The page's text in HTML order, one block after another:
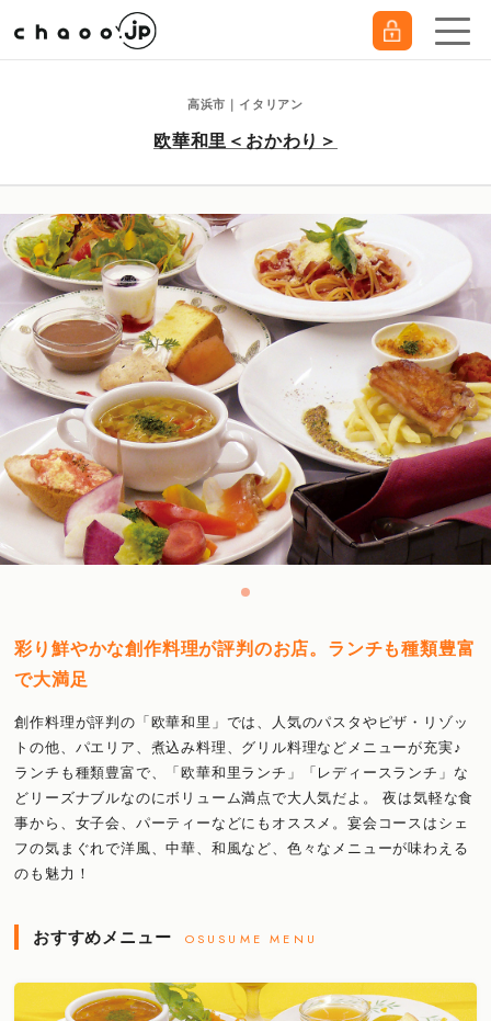
高浜市｜イタリアン
欧華和里＜おかわり＞
彩り鮮やかな創作料理が評判のお店。ランチも種類豊富
で大満足
創作料理が評判の「欧華和里」では、人気のパスタやピザ・リゾッ
トの他、パエリア、煮込み料理、グリル料理などメニューが充実♪
ランチも種類豊富で、「欧華和里ランチ」「レディースランチ」な
どリーズナブルなのにボリューム満点で大人気だよ。 夜は気軽な食
事から、女子会、パーティーなどにもオススメ。宴会コースはシェ
フの気まぐれで洋風、中華、和風など、色々なメニューが味わえる
のも魅力！
おすすめメニュー OSUSUME MENU